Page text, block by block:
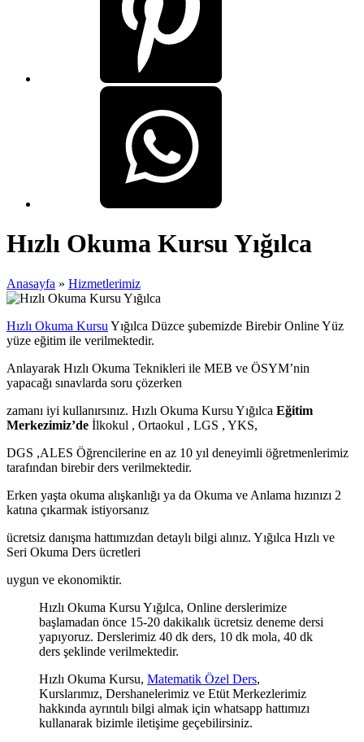
Hızlı Okuma Kursu Yığılca
Anasayfa » Hizmetlerimiz
Hızlı Okuma Kursu Yığılca Düzce şubemizde Birebir Online Yüz
yüze eğitim ile verilmektedir.
Anlayarak Hızlı Okuma Teknikleri ile MEB ve ÖSYM’nin
yapacağı sınavlarda soru çözerken
zamanı iyi kullanırsınız. Hızlı Okuma Kursu Yığılca Eğitim
Merkezimiz’de İlkokul , Ortaokul , LGS , YKS,
DGS ,ALES Öğrencilerine en az 10 yıl deneyimli öğretmenlerimiz
tarafından birebir ders verilmektedir.
Erken yaşta okuma alışkanlığı ya da Okuma ve Anlama hızınızı 2
katına çıkarmak istiyorsanız
ücretsiz danışma hattımızdan detaylı bilgi alınız. Yığılca Hızlı ve
Seri Okuma Ders ücretleri
uygun ve ekonomiktir.
Hızlı Okuma Kursu Yığılca, Online derslerimize
başlamadan önce 15-20 dakikalık ücretsiz deneme dersi
yapıyoruz. Derslerimiz 40 dk ders, 10 dk mola, 40 dk
ders şeklinde verilmektedir.
Hızlı Okuma Kursu, Matematik Özel Ders,
Kurslarımız, Dershanelerimiz ve Etüt Merkezlerimiz
hakkında ayrıntılı bilgi almak için whatsapp hattımızı
kullanarak bizimle iletişime geçebilirsiniz.